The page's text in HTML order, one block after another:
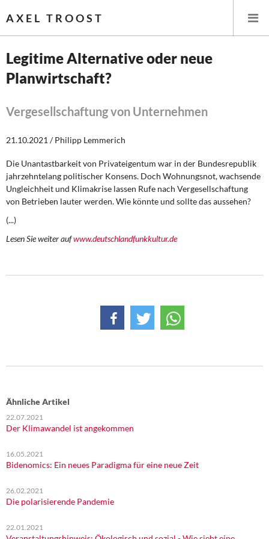
AXEL TROOST
Startseite
Themen
Leitlinien linker Wirtschafts- und Finanzpolitik
Wirtschaftspolitik
Steuer- und Finanzpolitik
DIE LINKE
Institut Solidarische Moderne
Über mich
Kontakt
Legitime Alternative oder neue
Planwirtschaft?
Vergesellschaftung von Unternehmen
21.10.2021 / Philipp Lemmerich
Die Unantastbarkeit von Privateigentum war in der Bundesrepublik
jahrzehntelang politischer Konsens. Doch Wohnungsnot, wachsende
Ungleichheit und Klimakrise lassen Rufe nach Vergesellschaftung
von Betrieben lauter werden. Wie könnte und sollte das aussehen?
(...)
Lesen Sie weiter aufwww.deutschlandfunkkultur.de
Ähnliche Artikel
22.07.2021
Der Klimawandel ist angekommen
16.05.2021
Bidenomics: Ein neues Paradigma für eine neue Zeit
26.02.2021
Die polarisierende Pandemie
22.01.2021